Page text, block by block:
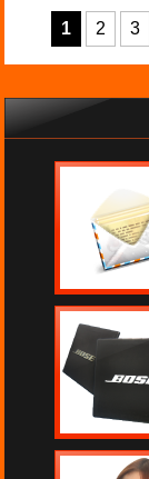
1 2 3